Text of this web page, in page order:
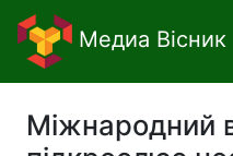
Медиа Вісник
Міжнародний